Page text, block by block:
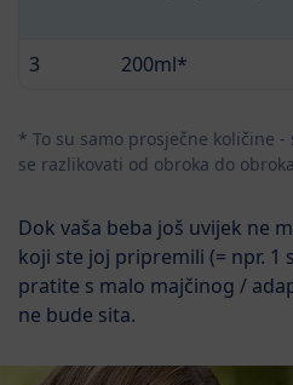
3
200ml*
* To su samo prosječne količine
se razlikovati od obroka do
Dok vaša beba još uvijek ne
koji ste joj pripremili (= npr. 1
pratite s malo majčinog /
ne bude sita.